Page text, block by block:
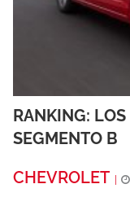
RANKING:
SEGMENTO B
CHEVROLET